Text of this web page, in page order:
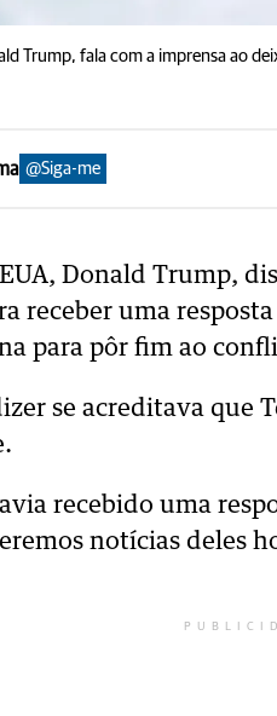
Trump, fala com a imprensa ao
@Siga-me
Donald Trump,
receber uma
para pôr fim ao
se acreditava que
recebido uma
notícias deles